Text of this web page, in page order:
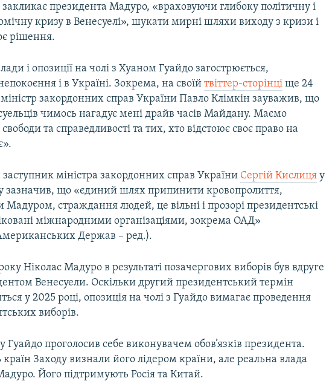
президента Мадуро, «враховуючи глибоку політичну і
кризу в Венесуелі», шукати мирні шляхи виходу з кризи і
рішення.
і опозиції на чолі з Хуаном Гуайдо загострюється,
і в Україні. Зокрема, на своїйтвіттер-сторінці ще 24
міністр закордонних справ України Павло Клімкін зауважив, що
чимось нагадує мені драйв часів Майдану. Маємо
та справедливості та тих, хто відстоює своє право на
міністра закордонних справ України Сергій Кислиця у
зазначив, що «єдиний шлях припинити кровопролиття,
Мадуром, страждання людей, це вільні і прозорі президентські
міжнародними організаціями, зокрема ОАД»
Держав – ред.).
Ніколас Мадуро в результаті позачергових виборів був вдруге
Венесуели. Оскільки другий президентський термін
у 2025 році, опозиція на чолі з Гуайдо вимагає проведення
виборів.
Гуайдо проголосив себе виконувачем обов’язків президента.
країн Заходу визнали його лідером країни, але реальна влада
Його підтримують Росія та Китай.